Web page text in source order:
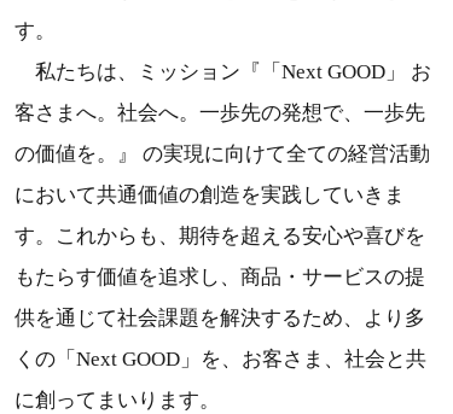
す。
私たちは、ミッション『「Next GOOD」 お
客さまへ。社会へ。⼀歩先の発想で、⼀歩先
の価値を。』 の実現に向けて全ての経営活動
において共通価値の創造を実践していきま
す。これからも、期待を超える安心や喜びを
もたらす価値を追求し、商品・サービスの提
供を通じて社会課題を解決するため、より多
くの「Next GOOD」を、お客さま、社会と共
に創ってまいります。